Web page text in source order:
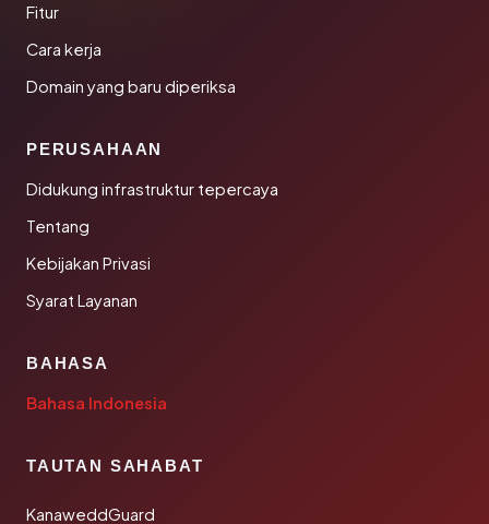
Fitur
Cara kerja
Domain yang baru diperiksa
PERUSAHAAN
Didukung infrastruktur tepercaya
Tentang
Kebijakan Privasi
Syarat Layanan
BAHASA
Bahasa Indonesia
TAUTAN SAHABAT
KanaweddGuard